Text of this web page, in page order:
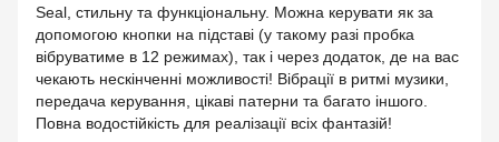
Seal, стильну та функціональну. Можна керувати як за
допомогою кнопки на підставі (у такому разі пробка
вібруватиме в 12 режимах), так і через додаток, де на вас
чекають нескінченні можливості! Вібрації в ритмі музики,
передача керування, цікаві патерни та багато іншого.
Повна водостійкість для реалізації всіх фантазій!